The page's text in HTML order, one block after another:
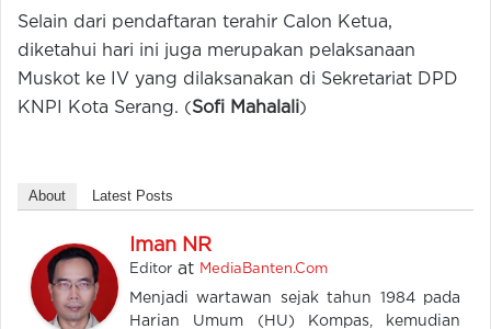
Selain dari pendaftaran terahir Calon Ketua,
diketahui hari ini juga merupakan pelaksanaan
Muskot ke IV yang dilaksanakan di Sekretariat DPD
KNPI Kota Serang. (Sofi Mahalali)
About Latest Posts
Iman NR
Editor at MediaBanten.Com
Menjadi wartawan sejak tahun 1984 pada
Harian Umum (HU) Kompas, kemudian